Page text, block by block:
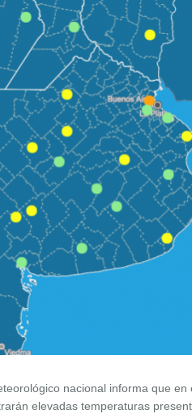
nacional informa que
elevadas temperaturas